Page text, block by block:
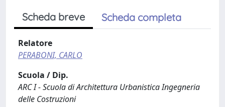
Scheda breve Scheda completa
Relatore
PERABONI, CARLO
Scuola / Dip.
ARC I - Scuola di Architettura Urbanistica Ingegneria
delle Costruzioni